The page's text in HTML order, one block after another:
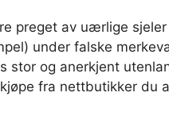
preget av uærlige
under falske
stor og anerkjent
fra nettbutikker du